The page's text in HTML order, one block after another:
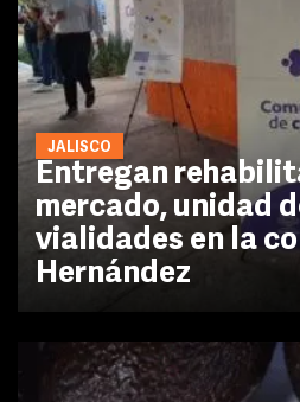
JALISCO
Entregan
mercado, unidad
vialidades en la
Hernández